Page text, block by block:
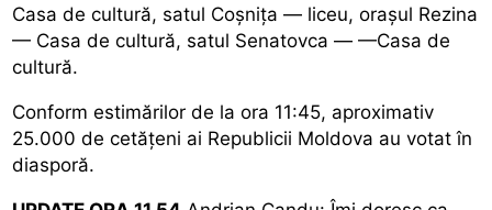
Casa de cultură, satul Coșnița — liceu, orașul Rezina
— Casa de cultură, satul Senatovca — —Casa de
cultură.
Conform estimărilor de la ora 11:45, aproximativ
25.000 de cetățeni ai Republicii Moldova au votat în
diasporă.